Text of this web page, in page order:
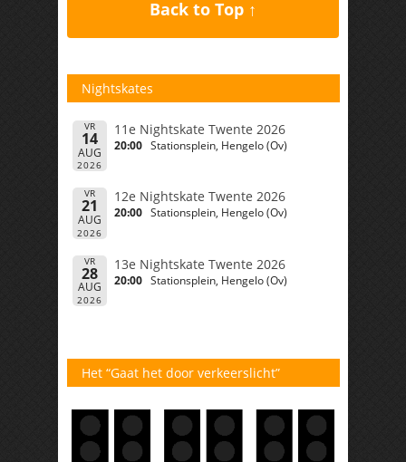
Back to Top ↑
Nightskates
VR
14
AUG
2026
11e Nightskate Twente 2026
20:00 Stationsplein, Hengelo (Ov)
VR
21
AUG
2026
12e Nightskate Twente 2026
20:00 Stationsplein, Hengelo (Ov)
VR
28
AUG
2026
13e Nightskate Twente 2026
20:00 Stationsplein, Hengelo (Ov)
Het “Gaat het door verkeerslicht”